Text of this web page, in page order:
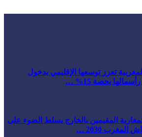
تعزز توسعها الإقليمي بدخول
بحصة 15% …
المقيمين بالخارج يسلط الضوء على
2030 …